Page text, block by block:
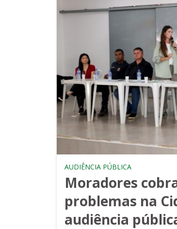
AUDIÊNCIA PÚBLICA
Moradores
problemas na
audiência